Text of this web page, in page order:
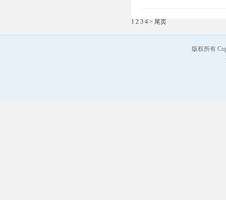
1 2 3 4 > 尾页
版权所有